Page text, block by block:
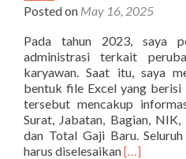
Posted on May 16, 2025
Pada tahun 2023, saya
administrasi terkait
karyawan. Saat itu, saya
bentuk file Excel yang
tersebut mencakup
Surat, Jabatan, Bagian,
dan Total Gaji Baru.
harus diselesaikanRead
[…]